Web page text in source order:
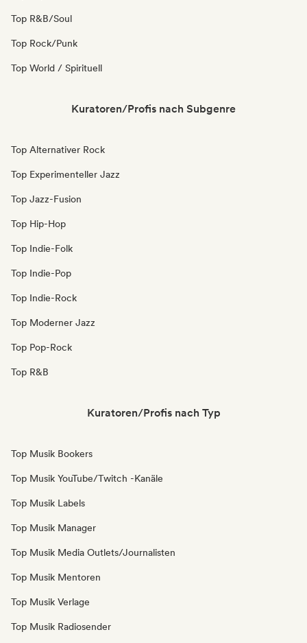
Top R&B/Soul
Top Rock/Punk
Top World / Spirituell
Kuratoren/Profis nach Subgenre
Top Alternativer Rock
Top Experimenteller Jazz
Top Jazz-Fusion
Top Hip-Hop
Top Indie-Folk
Top Indie-Pop
Top Indie-Rock
Top Moderner Jazz
Top Pop-Rock
Top R&B
Kuratoren/Profis nach Typ
Top Musik Bookers
Top Musik YouTube/Twitch -Kanäle
Top Musik Labels
Top Musik Manager
Top Musik Media Outlets/Journalisten
Top Musik Mentoren
Top Musik Verlage
Top Musik Radiosender